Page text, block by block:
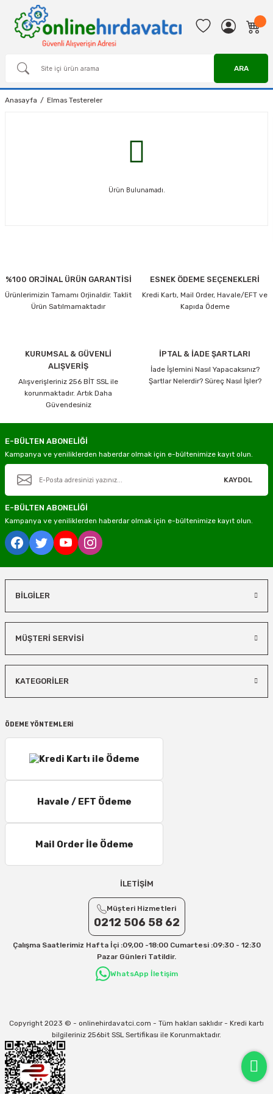
ARA
Anasayfa Elmas Testereler
Ürün Bulunamadı.
%100 ORJİNAL ÜRÜN GARANTİSİ
Ürünlerimizin Tamamı Orjinaldir. Taklit
Ürün Satılmamaktadır
ESNEK ÖDEME SEÇENEKLERİ
Kredi Kartı, Mail Order, Havale/EFT ve
Kapıda Ödeme
KURUMSAL & GÜVENLİ
ALIŞVERİŞ
Alışverişleriniz 256 BİT SSL ile
korunmaktadır. Artık Daha
Güvendesiniz
İPTAL & İADE ŞARTLARI
İade İşlemini Nasıl Yapacaksınız?
Şartlar Nelerdir? Süreç Nasıl İşler?
E-BÜLTEN ABONELİĞİ
Kampanya ve yeniliklerden haberdar olmak için e-bültenimize kayıt olun.
KAYDOL
E-BÜLTEN ABONELİĞİ
Kampanya ve yeniliklerden haberdar olmak için e-bültenimize kayıt olun.
BİLGİLER
MÜŞTERİ SERVİSİ
KATEGORİLER
ÖDEME YÖNTEMLERİ
Havale / EFT Ödeme
Mail Order İle Ödeme
İLETİŞİM
Müşteri Hizmetleri
0212 506 58 62
Çalışma Saatlerimiz Hafta İçi :09,00 -18:00 Cumartesi :09:30 - 12:30
Pazar Günleri Tatildir.
WhatsApp İletişim
Copyright 2023 © - onlinehirdavatci.com - Tüm hakları saklıdır - Kredi kartı
bilgileriniz 256bit SSL Sertifikası ile Korunmaktadır.